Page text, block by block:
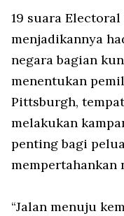
19 suara
menjadikannya
negara bagian
menentukan
Pittsburgh,
melakukan
penting bagi
mempertahankan
“Jalan menuju